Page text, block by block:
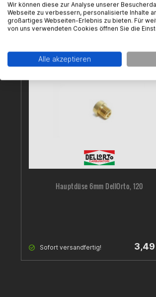
Hauptdüse 6mm DellOrto, 120
Sofort versandfertig!
Wir können diese zur Analyse unserer
Webseite zu verbessern, personalisierte Inhalte
großartiges Webseiten-Erlebnis zu bieten. Für
von uns verwendeten Cookies öffnen Sie die
Alle akzeptieren